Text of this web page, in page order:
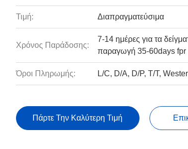
Τιμή: Διαπραγματεύσιμα
Χρόνος Παράδοσης:
7-14 ημέρες για τα
παραγωγή 35-60days fpr
Όροι Πληρωμής: L/C, D/A, D/P, T/T,
Πάρτε Την Καλύτερη Τιμή